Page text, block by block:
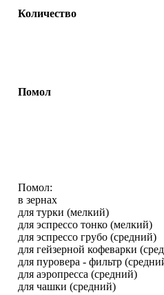
Количество
Помол
Помол:
в зернах
для турки (мелкий)
для эспрессо тонко (мелкий)
для эспрессо грубо (средний)
для гейзерной кофеварки
для пуровера - фильтр
для аэропресса (средний)
для чашки (средний)